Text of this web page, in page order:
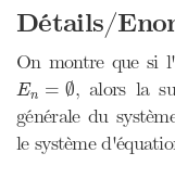
Détails/
On montre que si
En = ∅
En ∅ , alors la
générale du
le système